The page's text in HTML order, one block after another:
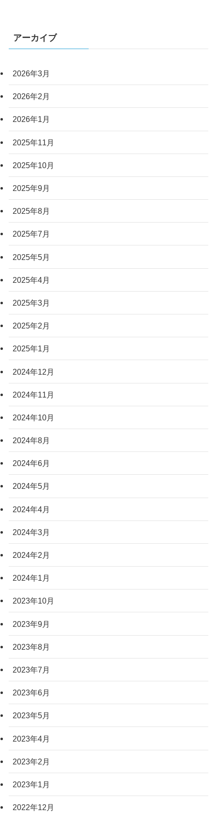
アーカイブ
2026年3月
2026年2月
2026年1月
2025年11月
2025年10月
2025年9月
2025年8月
2025年7月
2025年5月
2025年4月
2025年3月
2025年2月
2025年1月
2024年12月
2024年11月
2024年10月
2024年8月
2024年6月
2024年5月
2024年4月
2024年3月
2024年2月
2024年1月
2023年10月
2023年9月
2023年8月
2023年7月
2023年6月
2023年5月
2023年4月
2023年2月
2023年1月
2022年12月